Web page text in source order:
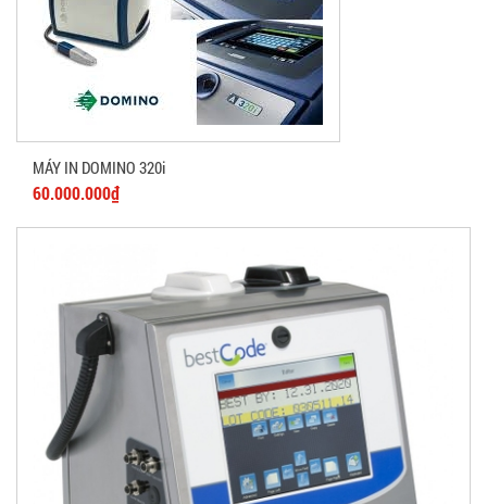
MÁY IN DOMINO 320i
60.000.000₫